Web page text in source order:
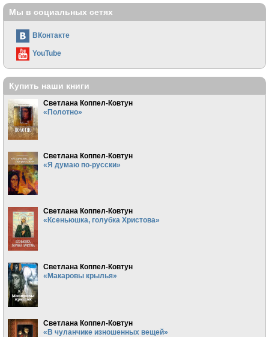
Мы в социальных сетях
ВКонтакте
YouTube
Купить наши книги
Светлана Коппел-Ковтун
«Полотно»
Светлана Коппел-Ковтун
«Я думаю по-русски»
Светлана Коппел-Ковтун
«Ксеньюшка, голубка Христова»
Светлана Коппел-Ковтун
«Макаровы крылья»
Светлана Коппел-Ковтун
«В чуланчике изношенных вещей»